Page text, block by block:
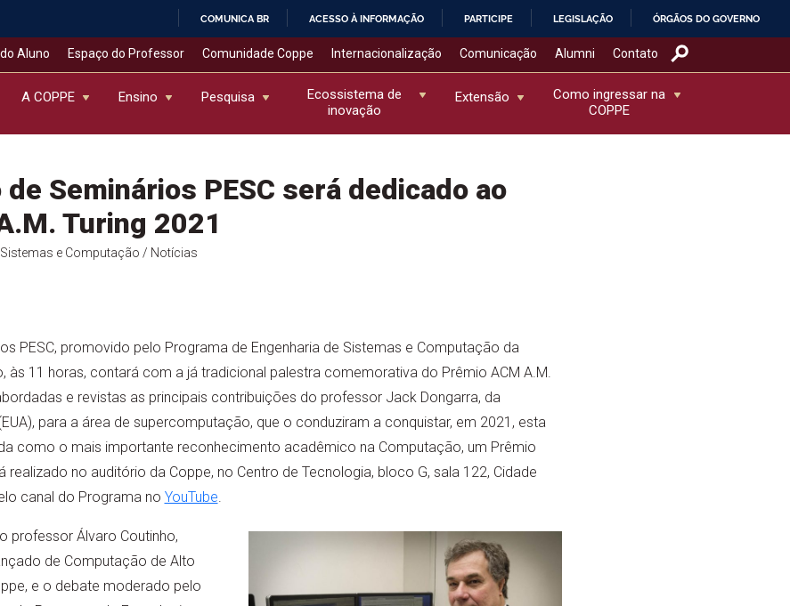
COMUNICA BR ACESSO À INFORMAÇÃO PARTICIPE LEGISLAÇÃO ÓRGÃOS DO GOVERNO
Aluno Espaço do Professor Comunidade Coppe Internacionalização Comunicação Alumni Contato
A COPPE Ensino Pesquisa
Ecossistema de
inovação
Extensão
Como ingressar na
COPPE
Seminários PESC será dedicado ao
Turing 2021
e Computação / Notícias
PESC, promovido pelo Programa de Engenharia de Sistemas e Computação da
às 11 horas, contará com a já tradicional palestra comemorativa do Prêmio ACM A.M.
e revistas as principais contribuições do professor Jack Dongarra, da
para a área de supercomputação, que o conduziram a conquistar, em 2021, esta
como o mais importante reconhecimento acadêmico na Computação, um Prêmio
realizado no auditório da Coppe, no Centro de Tecnologia, bloco G, sala 122, Cidade
canal do Programa no YouTube.
professor Álvaro Coutinho,
de Computação de Alto
e o debate moderado pelo